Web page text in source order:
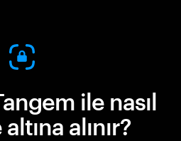
ile nasıl
alınır?